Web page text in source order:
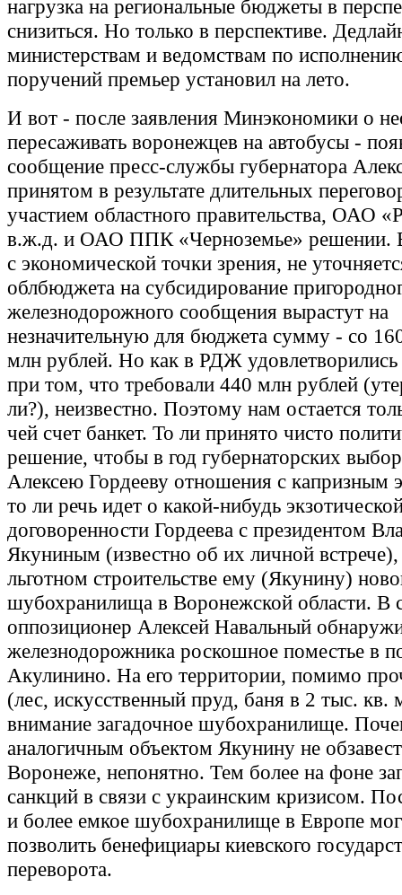
нагрузка на региональные бюджеты в
снизиться. Но только в перспективе.
министерствам и ведомствам по
поручений премьер установил на лето.
И вот - после заявления Минэкономики о
пересаживать воронежцев на автобусы -
сообщение пресс-службы губернатора
принятом в результате длительных
участием областного правительства,
в.ж.д. и ОАО ППК «Черноземье» решении.
с экономической точки зрения, не
облбюджета на субсидирование
железнодорожного сообщения вырастут на
незначительную для бюджета сумму - со
млн рублей. Но как в РДЖ
при том, что требовали 440 млн рублей
ли?), неизвестно. Поэтому нам остается
чей счет банкет. То ли принято чисто
решение, чтобы в год губернаторских
Алексею Гордееву отношения с капризным
то ли речь идет о какой-нибудь
договоренности Гордеева с президентом
Якуниным (известно об их личной
льготном строительстве ему (Якунину)
шубохранилища в Воронежской области. В
оппозиционер Алексей Навальный
железнодорожника роскошное поместье в
Акулинино. На его территории, помимо
(лес, искусственный пруд, баня в 2 тыс. кв.
внимание загадочное шубохранилище.
аналогичным объектом Якунину не
Воронеже, непонятно. Тем более на фоне
санкций в связи с украинским кризисом.
и более емкое шубохранилище в Европе
позволить бенефициары киевского
переворота.